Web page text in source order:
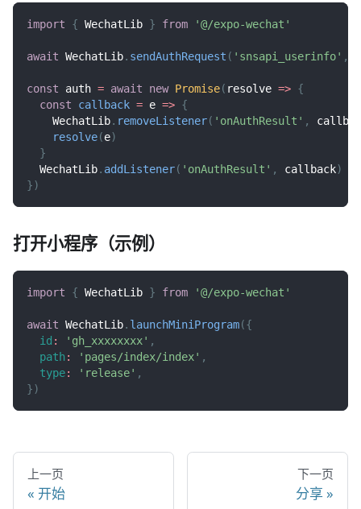
import { WechatLib } from '@/expo-wechat'
await WechatLib. sendAuthRequest ( 'snsapi_userinfo' ,
const auth = await new Promise( resolve => {
const
callback = e => {
WechatLib. removeListener( 'onAuthResult' ,
resolve(e)
}
WechatLib. addListener( 'onAuthResult' , callback)
})
打开小程序（示例）
import { WechatLib } from '@/expo-wechat'
await WechatLib. launchMiniProgram({
id : 'gh_xxxxxxxx' ,
path : 'pages/index/index' ,
type: 'release' ,
})
上一页
开始
下一页
分享